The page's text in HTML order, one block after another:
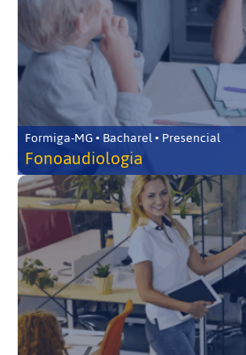
Formiga-MG • Bacharel • Presencial
Fonoaudiologia